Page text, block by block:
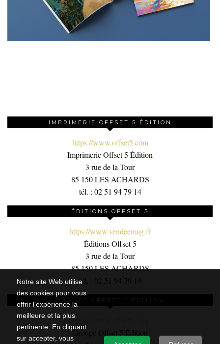
Notre site Web utilise
des cookies pour vous
offrir l’expérience la
meilleure et la plus
pertinente. En cliquant
sur accepter, vous
IMPRIMERIE OFFSET 5 ÉDITION
https://www.offset5.com
Imprimerie Offset 5 Édition
3 rue de la Tour
85 150 LES ACHARDS
tél. : 02 51 94 79 14
ÉDITIONS OFFSET 5
https://www.vendeemag.fr
Éditions Offset 5
3 rue de la Tour
85 150 LES ACHARDS
tél. : 02 51 94 79 14
GROUPE OFFSET 5 ÉDITION
https://www.offset5.com
Groupe Offset 5 Édition